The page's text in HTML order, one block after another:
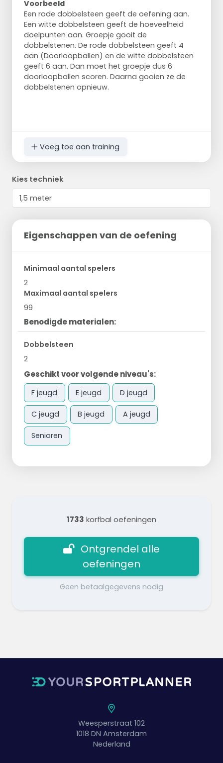
Voorbeeld
Een rode dobbelsteen geeft de oefening aan.
Een witte dobbelsteen geeft de hoeveelheid
doelpunten aan. Groepje gooit de
dobbelstenen. De rode dobbelsteen geeft 4
aan (Doorloopballen) en de witte dobbelsteen
geeft 6 aan. Dan moet het groepje dus 6
doorloopballen scoren. Daarna gooien ze de
dobbelstenen opnieuw.
Voeg toe aan training
Kies techniek
Eigenschappen van de oefening
Minimaal aantal spelers
2
Maximaal aantal spelers
99
Benodigde materialen:
Dobbelsteen
2
Geschikt voor volgende niveau's:
F jeugd E jeugd D jeugd
C jeugd B jeugd A jeugd
Senioren
1733 korfbal oefeningen
Ontgrendel alle
oefeningen
Geen betaalgegevens nodig
Weesperstraat 102
1018 DN Amsterdam
Nederland